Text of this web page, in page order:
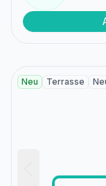
Neu Terrasse